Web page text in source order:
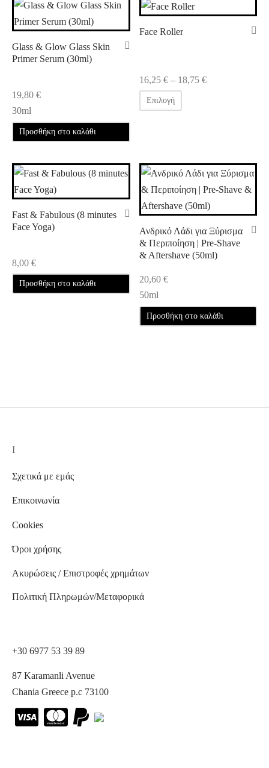
Glass & Glow Glass Skin
Primer Serum (30ml)
19,80 €
30ml
Προσθήκη στο καλάθι
Face Roller
16,25 € – 18,75 €Price
Επιλογή
Fast & Fabulous (8 minutes
Face Yoga)
8,00 €
Προσθήκη στο καλάθι
Ανδρικό Λάδι για Ξύρισμα
& Περιποίηση | Pre-Shave
& Aftershave (50ml)
20,60 €
50ml
Προσθήκη στο καλάθι
I
Σχετικά με εμάς
Επικοινωνία
Cookies
Όροι χρήσης
Ακυρώσεις / Επιστροφές χρημάτων
Πολιτική Πληρωμών/Μεταφορικά
+30 6977 53 39 89
87 Karamanli Avenue
Chania Greece p.c 73100